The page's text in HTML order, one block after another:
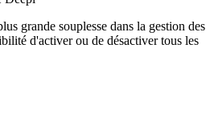
grande souplesse dans la gestion des
d'activer ou de désactiver tous les